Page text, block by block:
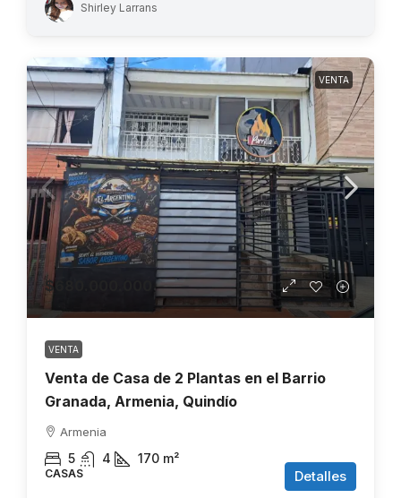
Shirley Larrans
VENTA
$680.000.000
VENTA
Venta de Casa de 2 Plantas en el Barrio
Granada, Armenia, Quindío
Armenia
5 4 170 m²
CASAS Detalles